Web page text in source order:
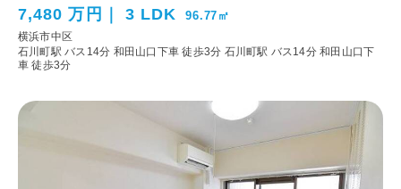
7,480 万円 3 LDK 96.77㎡
横浜市中区
石川町駅 バス14分 和田山口下車 徒歩3分 石川町駅 バス14分 和田山口下
車 徒歩3分